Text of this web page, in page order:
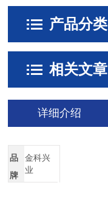
产品分类
相关文章
详细介绍
品
牌
金科兴
业